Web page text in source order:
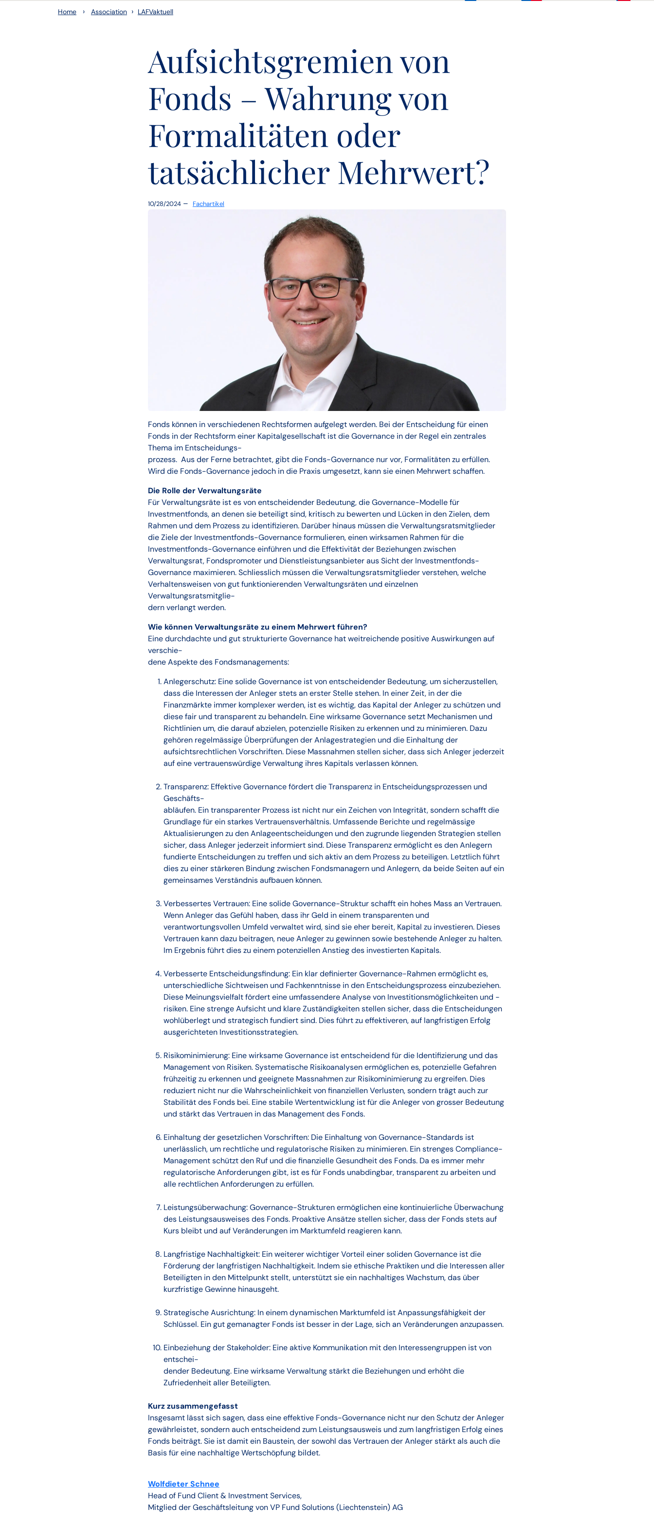
Home › Association › LAFVaktuell
Aufsichtsgremien von
Fonds – Wahrung von
Formalitäten oder
tatsächlicher Mehrwert?
10/28/2024 – Fachartikel
Fonds können in verschiedenen Rechtsformen aufgelegt werden. Bei der Entscheidung für einen
Fonds in der Rechtsform einer Kapitalgesellschaft ist die Governance in der Regel ein zentrales
Thema im Entscheidungs-
prozess. Aus der Ferne betrachtet, gibt die Fonds-Governance nur vor, Formalitäten zu erfüllen.
Wird die Fonds-Governance jedoch in die Praxis umgesetzt, kann sie einen Mehrwert schaffen.
Die Rolle der Verwaltungsräte
Für Verwaltungsräte ist es von entscheidender Bedeutung, die Governance-Modelle für
Investmentfonds, an denen sie beteiligt sind, kritisch zu bewerten und Lücken in den Zielen, dem
Rahmen und dem Prozess zu identifizieren. Darüber hinaus müssen die Verwaltungsratsmitglieder
die Ziele der Investmentfonds-Governance formulieren, einen wirksamen Rahmen für die
Investmentfonds-Governance einführen und die Effektivität der Beziehungen zwischen
Verwaltungsrat, Fondspromoter und Dienstleistungsanbieter aus Sicht der Investmentfonds-
Governance maximieren. Schliesslich müssen die Verwaltungsratsmitglieder verstehen, welche
Verhaltensweisen von gut funktionierenden Verwaltungsräten und einzelnen
Verwaltungsratsmitglie-
dern verlangt werden.
Wie können Verwaltungsräte zu einem Mehrwert führen?
Eine durchdachte und gut strukturierte Governance hat weitreichende positive Auswirkungen auf
verschie-
dene Aspekte des Fondsmanagements:
Anlegerschutz: Eine solide Governance ist von entscheidender Bedeutung, um sicherzustellen,
dass die Interessen der Anleger stets an erster Stelle stehen. In einer Zeit, in der die
Finanzmärkte immer komplexer werden, ist es wichtig, das Kapital der Anleger zu schützen und
diese fair und transparent zu behandeln. Eine wirksame Governance setzt Mechanismen und
Richtlinien um, die darauf abzielen, potenzielle Risiken zu erkennen und zu minimieren. Dazu
gehören regelmässige Überprüfungen der Anlagestrategien und die Einhaltung der
aufsichtsrechtlichen Vorschriften. Diese Massnahmen stellen sicher, dass sich Anleger jederzeit
auf eine vertrauenswürdige Verwaltung ihres Kapitals verlassen können.
Transparenz: Effektive Governance fördert die Transparenz in Entscheidungsprozessen und
Geschäfts-
abläufen. Ein transparenter Prozess ist nicht nur ein Zeichen von Integrität, sondern schafft die
Grundlage für ein starkes Vertrauensverhältnis. Umfassende Berichte und regelmässige
Aktualisierungen zu den Anlageentscheidungen und den zugrunde liegenden Strategien stellen
sicher, dass Anleger jederzeit informiert sind. Diese Transparenz ermöglicht es den Anlegern
fundierte Entscheidungen zu treffen und sich aktiv an dem Prozess zu beteiligen. Letztlich führt
dies zu einer stärkeren Bindung zwischen Fondsmanagern und Anlegern, da beide Seiten auf ein
gemeinsames Verständnis aufbauen können.
Verbessertes Vertrauen: Eine solide Governance-Struktur schafft ein hohes Mass an Vertrauen.
Wenn Anleger das Gefühl haben, dass ihr Geld in einem transparenten und
verantwortungsvollen Umfeld verwaltet wird, sind sie eher bereit, Kapital zu investieren. Dieses
Vertrauen kann dazu beitragen, neue Anleger zu gewinnen sowie bestehende Anleger zu halten.
Im Ergebnis führt dies zu einem potenziellen Anstieg des investierten Kapitals.
Verbesserte Entscheidungsfindung: Ein klar definierter Governance-Rahmen ermöglicht es,
unterschiedliche Sichtweisen und Fachkenntnisse in den Entscheidungsprozess einzubeziehen.
Diese Meinungsvielfalt fördert eine umfassendere Analyse von Investitionsmöglichkeiten und -
risiken. Eine strenge Aufsicht und klare Zuständigkeiten stellen sicher, dass die Entscheidungen
wohlüberlegt und strategisch fundiert sind. Dies führt zu effektiveren, auf langfristigen Erfolg
ausgerichteten Investitionsstrategien.
Risikominimierung: Eine wirksame Governance ist entscheidend für die Identifizierung und das
Management von Risiken. Systematische Risikoanalysen ermöglichen es, potenzielle Gefahren
frühzeitig zu erkennen und geeignete Massnahmen zur Risikominimierung zu ergreifen. Dies
reduziert nicht nur die Wahrscheinlichkeit von finanziellen Verlusten, sondern trägt auch zur
Stabilität des Fonds bei. Eine stabile Wertentwicklung ist für die Anleger von grosser Bedeutung
und stärkt das Vertrauen in das Management des Fonds.
Einhaltung der gesetzlichen Vorschriften: Die Einhaltung von Governance-Standards ist
unerlässlich, um rechtliche und regulatorische Risiken zu minimieren. Ein strenges Compliance-
Management schützt den Ruf und die finanzielle Gesundheit des Fonds. Da es immer mehr
regulatorische Anforderungen gibt, ist es für Fonds unabdingbar, transparent zu arbeiten und
alle rechtlichen Anforderungen zu erfüllen.
Leistungsüberwachung: Governance-Strukturen ermöglichen eine kontinuierliche Überwachung
des Leistungsausweises des Fonds. Proaktive Ansätze stellen sicher, dass der Fonds stets auf
Kurs bleibt und auf Veränderungen im Marktumfeld reagieren kann.
Langfristige Nachhaltigkeit: Ein weiterer wichtiger Vorteil einer soliden Governance ist die
Förderung der langfristigen Nachhaltigkeit. Indem sie ethische Praktiken und die Interessen aller
Beteiligten in den Mittelpunkt stellt, unterstützt sie ein nachhaltiges Wachstum, das über
kurzfristige Gewinne hinausgeht.
Strategische Ausrichtung: In einem dynamischen Marktumfeld ist Anpassungsfähigkeit der
Schlüssel. Ein gut gemanagter Fonds ist besser in der Lage, sich an Veränderungen anzupassen.
Einbeziehung der Stakeholder: Eine aktive Kommunikation mit den Interessengruppen ist von
entschei-
dender Bedeutung. Eine wirksame Verwaltung stärkt die Beziehungen und erhöht die
Zufriedenheit aller Beteiligten.
Kurz zusammengefasst
Insgesamt lässt sich sagen, dass eine effektive Fonds-Governance nicht nur den Schutz der Anleger
gewährleistet, sondern auch entscheidend zum Leistungsausweis und zum langfristigen Erfolg eines
Fonds beiträgt. Sie ist damit ein Baustein, der sowohl das Vertrauen der Anleger stärkt als auch die
Basis für eine nachhaltige Wertschöpfung bildet.
Wolfdieter Schnee
Head of Fund Client & Investment Services,
Mitglied der Geschäftsleitung von VP Fund Solutions (Liechtenstein) AG